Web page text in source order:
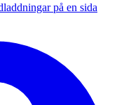
på en sida